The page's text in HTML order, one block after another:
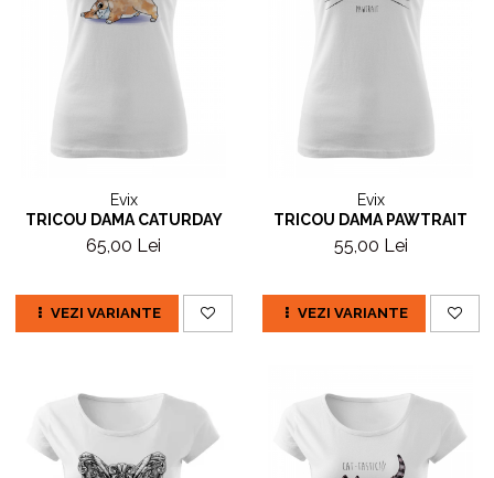
Evix
TRICOU DAMA CATURDAY
65,00 Lei
VEZI VARIANTE
Evix
TRICOU DAMA PAWTRAIT
55,00 Lei
VEZI VARIANTE